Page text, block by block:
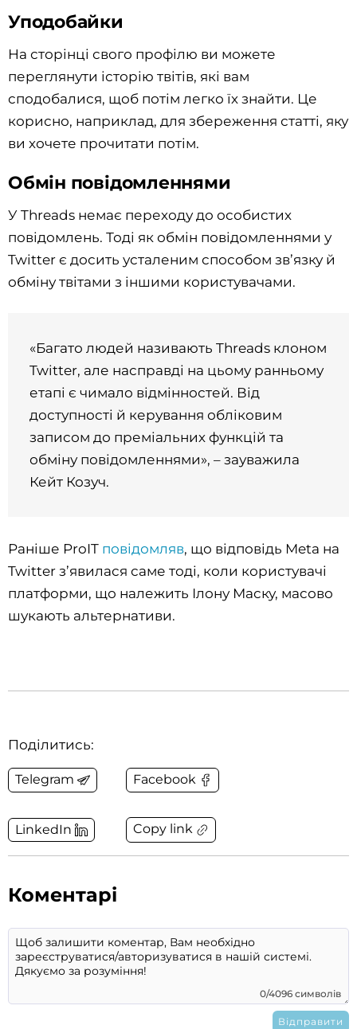
Уподобайки
На сторінці свого профілю ви можете
переглянути історію твітів, які вам
сподобалися, щоб потім легко їх знайти. Це
корисно, наприклад, для збереження статті, яку
ви хочете прочитати потім.
Обмін повідомленнями
У Threads немає переходу до особистих
повідомлень. Тоді як обмін повідомленнями у
Twitter є досить усталеним способом зв’язку й
обміну твітами з іншими користувачами.
«Багато людей називають Threads клоном
Twitter, але насправді на цьому ранньому
етапі є чимало відмінностей. Від
доступності й керування обліковим
записом до преміальних функцій та
обміну повідомленнями», – зауважила
Кейт Козуч.
Раніше ProIT повідомляв, що відповідь Meta на
Twitter з’явилася саме тоді, коли користувачі
платформи, що належить Ілону Маску, масово
шукають альтернативи.
Поділитись:
Telegram Facebook
LinkedIn Copy link
Коментарі
0/4096 символів